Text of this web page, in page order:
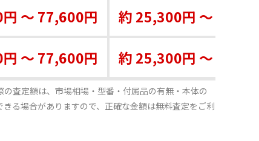
～ 77,600円 約 25,300円 ～
～ 77,600円 約 25,300円 ～
査定額は、市場相場・型番・付属品の有無・本体の
る場合がありますので、正確な金額は無料査定をご利